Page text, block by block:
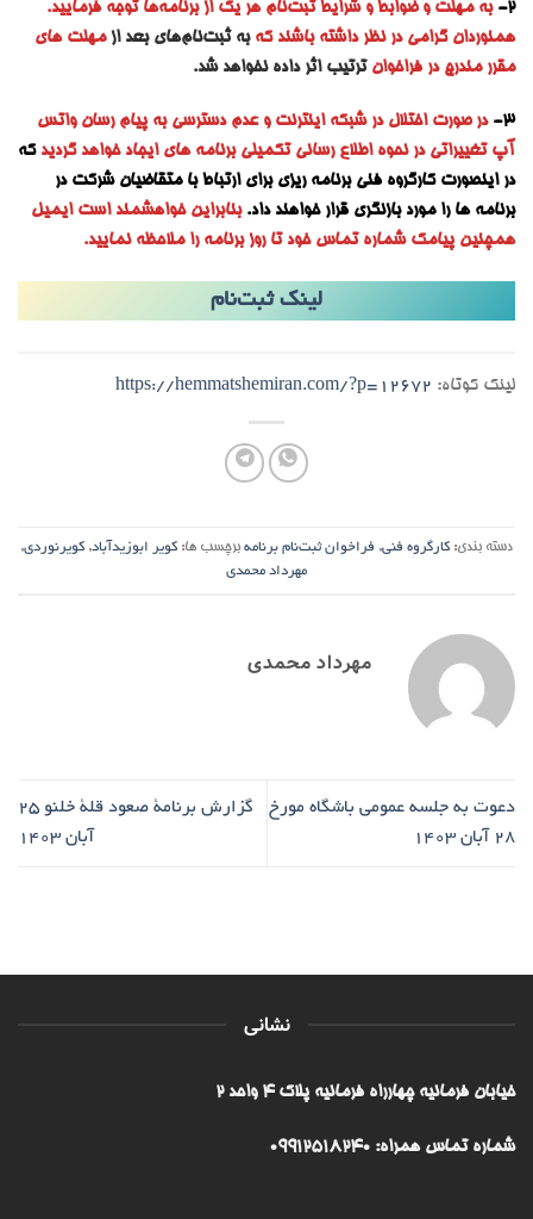
2- به مهلت و ضوابط و شرایط ثبت‌نام هر یک از برنامه‌ها توجه فرمایید.
همنوردان گرامی در نظر داشته باشند که به ثبت‌نام‌های بعد ازمهلت های
مقرر مندرج در فراخوانترتیب اثر داده نخواهد شد.
3-
در صورت اختلال در شبکه اینترنت و عدم دسترسی به پیام رسان واتس
آپ تغییراتی در نحوه اطلاع رسانی تکمیلی برنامه های ایجاد خواهد گردید که
در اینصورت کارگروه فنی برنامه ریزی برای ارتباط با متقاضیان شرکت در
برنامه ها را مورد بازنگری قرار خواهند داد. بنابراین خواهشمند است ایمیل
همچنین پیامک شماره تماس خود تا روز برنامه را ملاحظه نمایید.
لینک ثبت‌نام
لینک کوتاه: https://hemmatshemiran.com/?p=12672
دسته بندی: کارگروه فنی, فراخوان ثبت‌نام برنامه برچسب ها: کویر ابوزیدآباد, کویرنوردی,
مهرداد محمدی
مهرداد محمدی
دعوت به جلسه عمومی باشگاه مورخ
۲۸ آبان ۱۴۰۳
گزارش برنامۀ صعود قلۀ خلنو ۲۵
آبان ۱۴۰۳
نشانی
خیابان فرمانیه چهارراه فرمانیه پلاک ۴ واحد ۲
شماره تماس همراه: 09912518240